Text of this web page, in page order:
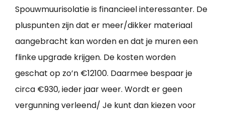
Spouwmuurisolatie is financieel interessanter. De
pluspunten zijn dat er meer/dikker materiaal
aangebracht kan worden en dat je muren een
flinke upgrade krijgen. De kosten worden
geschat op zo’n €12100. Daarmee bespaar je
circa €930, ieder jaar weer. Wordt er geen
vergunning verleend/ Je kunt dan kiezen voor